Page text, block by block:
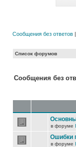
Сообщения без ответов |
Список форумов
Сообщения без
в форуме
Ошибки
в форуме